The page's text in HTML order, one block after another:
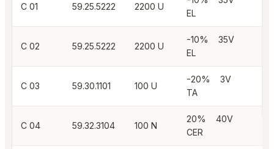
C 01 59.25.5222 2200 U
EL
C 02 59.25.5222 2200 U
-10% 35V
EL
C 03 59.30.1101 100 U
-20% 3V
TA
C 04 59.32.3104 100 N
20% 40V
CER